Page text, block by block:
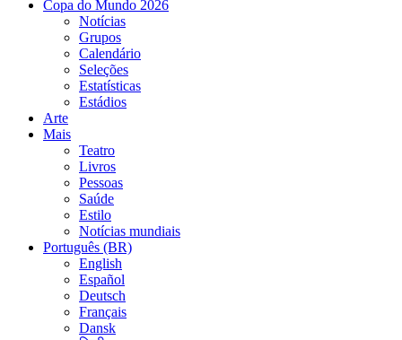
Copa do Mundo 2026
Notícias
Grupos
Calendário
Seleções
Estatísticas
Estádios
Arte
Mais
Teatro
Livros
Pessoas
Saúde
Estilo
Notícias mundiais
Português (BR)
English
Español
Deutsch
Français
Dansk